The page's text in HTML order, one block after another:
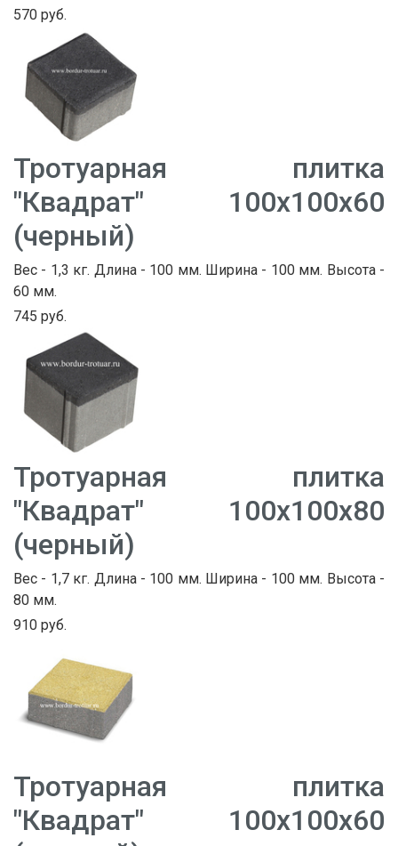
570 руб.
Тротуарная плитка
"Квадрат" 100х100х60
(черный)
Вес - 1,3 кг. Длина - 100 мм. Ширина - 100 мм. Высота -
60 мм.
745 руб.
Тротуарная плитка
"Квадрат" 100х100х80
(черный)
Вес - 1,7 кг. Длина - 100 мм. Ширина - 100 мм. Высота -
80 мм.
910 руб.
Тротуарная плитка
"Квадрат" 100х100х60